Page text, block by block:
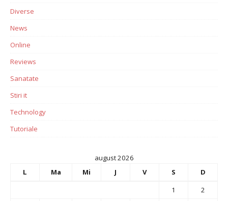
Diverse
News
Online
Reviews
Sanatate
Stiri it
Technology
Tutoriale
august 2026
L
Ma Mi J V S
D
1
2